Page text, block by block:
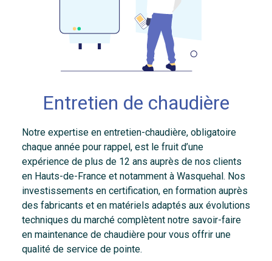
Entretien de chaudière
Notre expertise en entretien-chaudière, obligatoire
chaque année pour rappel, est le fruit d’une
expérience de plus de 12 ans auprès de nos clients
en Hauts-de-France et notamment à Wasquehal. Nos
investissements en certification, en formation auprès
des fabricants et en matériels adaptés aux évolutions
techniques du marché complètent notre savoir-faire
en maintenance de chaudière pour vous offrir une
qualité de service de pointe.